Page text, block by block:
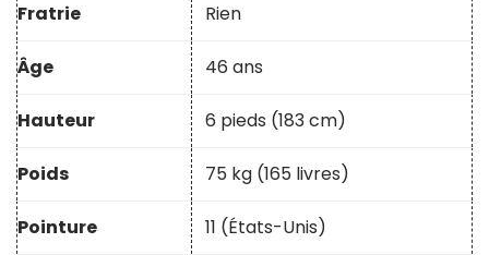
Fratrie Rien
Âge 46 ans
Hauteur 6 pieds (183 cm)
Poids 75 kg (165 livres)
Pointure 11 (États-Unis)